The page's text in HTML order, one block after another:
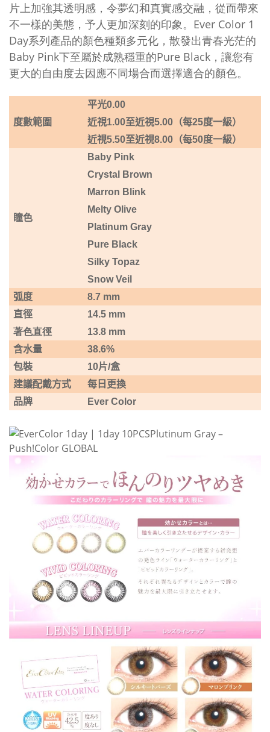
片上加強其透明感，令夢幻和真實感交融，從而帶來
不一樣的美態，予人更加深刻的印象。Ever Color 1
Day系列產品的顏色種類多元化，散發出青春光茫的
Baby Pink下至屬於成熟穩重的Pure Black，讓您有
更大的自由度去因應不同場合而選擇適合的顏色。
度數範圍
平光0.00
近視1.00至近視5.00 （每25度一級）
近視5.50至近視8.00 （每50度一級）
瞳色
Baby Pink
Crystal Brown
Marron Blink
Melty Olive
Platinum Gray
Pure Black
Silky Topaz
Snow Veil
弧度
8.7 mm
直徑
著色直徑
14.5 mm
13.8 mm
含水量
38.6%
包裝
10片/盒
建議配戴方式
每日更換
品牌
Ever Color